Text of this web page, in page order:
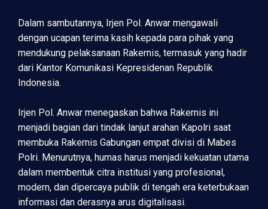
Dalam sambutannya, Irjen Pol. Anwar mengawali
dengan ucapan terima kasih kepada para pihak yang
mendukung pelaksanaan Rakernis, termasuk yang hadir
dari Kantor Komunikasi Kepresidenan Republik
Indonesia.
Irjen Pol. Anwar menegaskan bahwa Rakernis ini
menjadi bagian dari tindak lanjut arahan Kapolri saat
membuka Rakernis Gabungan empat divisi di Mabes
Polri. Menurutnya, humas harus menjadi kekuatan utama
dalam membentuk citra institusi yang profesional,
modern, dan dipercaya publik di tengah era keterbukaan
informasi dan derasnya arus digitalisasi.